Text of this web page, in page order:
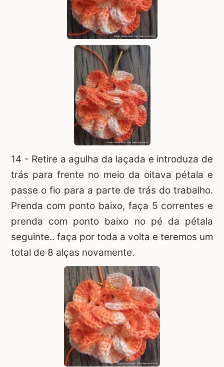
14 - Retire a agulha da laçada e introduza de
trás para frente no meio da oitava pétala e
passe o fio para a parte de trás do trabalho.
Prenda com ponto baixo, faça 5 correntes e
prenda com ponto baixo no pé da pétala
seguinte.. faça por toda a volta e teremos um
total de 8 alças novamente.